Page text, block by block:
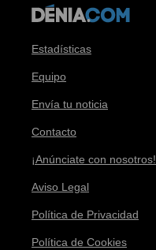
Estadísticas
Equipo
Envía tu noticia
Contacto
¡Anúnciate con nosotros!
Aviso Legal
Política de Privacidad
Política de Cookies